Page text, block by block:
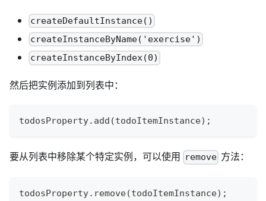
createDefaultInstance()
createInstanceByName('exercise')
createInstanceByIndex(0)
然后把实例添加到列表中：
todosProperty.add(todoItemInstance);
要从列表中移除某个特定实例，可以使用 remove 方法：
todosProperty.remove(todoItemInstance);